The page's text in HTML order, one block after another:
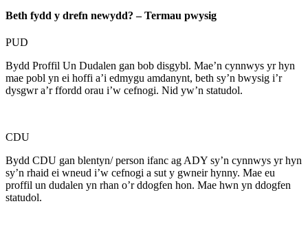
Beth fydd y drefn newydd? – Termau pwysig
PUD
Bydd Proffil Un Dudalen gan bob disgybl. Mae’n cynnwys yr hyn
mae pobl yn ei hoffi a’i edmygu amdanynt, beth sy’n bwysig i’r
dysgwr a’r ffordd orau i’w cefnogi. Nid yw’n statudol.
CDU
Bydd CDU gan blentyn/ person ifanc ag ADY sy’n cynnwys yr hyn
sy’n rhaid ei wneud i’w cefnogi a sut y gwneir hynny. Mae eu
proffil un dudalen yn rhan o’r ddogfen hon. Mae hwn yn ddogfen
statudol.